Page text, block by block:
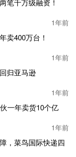
和一条配套的短
子、衣领、衬衫口
睡衣内部标有“中
Temu上独家在线销
若全部处理已售出
16.76万美元的损
民币）。
Fashion Online在Te
。
笔千万级融资！
1年前
卖400万台！
1年前
归亚马逊
1年前
一年卖货10个亿
1年前
，菜鸟国际快递四